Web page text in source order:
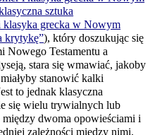
sztuka
klasyka grecka w Nowym
krytykę”), który doszukując się
Nowego Testamentu a
stara się wmawiać, jakoby
stanowić kalki
to jednak klasyczna
się wielu trywialnych lub
dwoma opowieściami i
zależności między nimi.